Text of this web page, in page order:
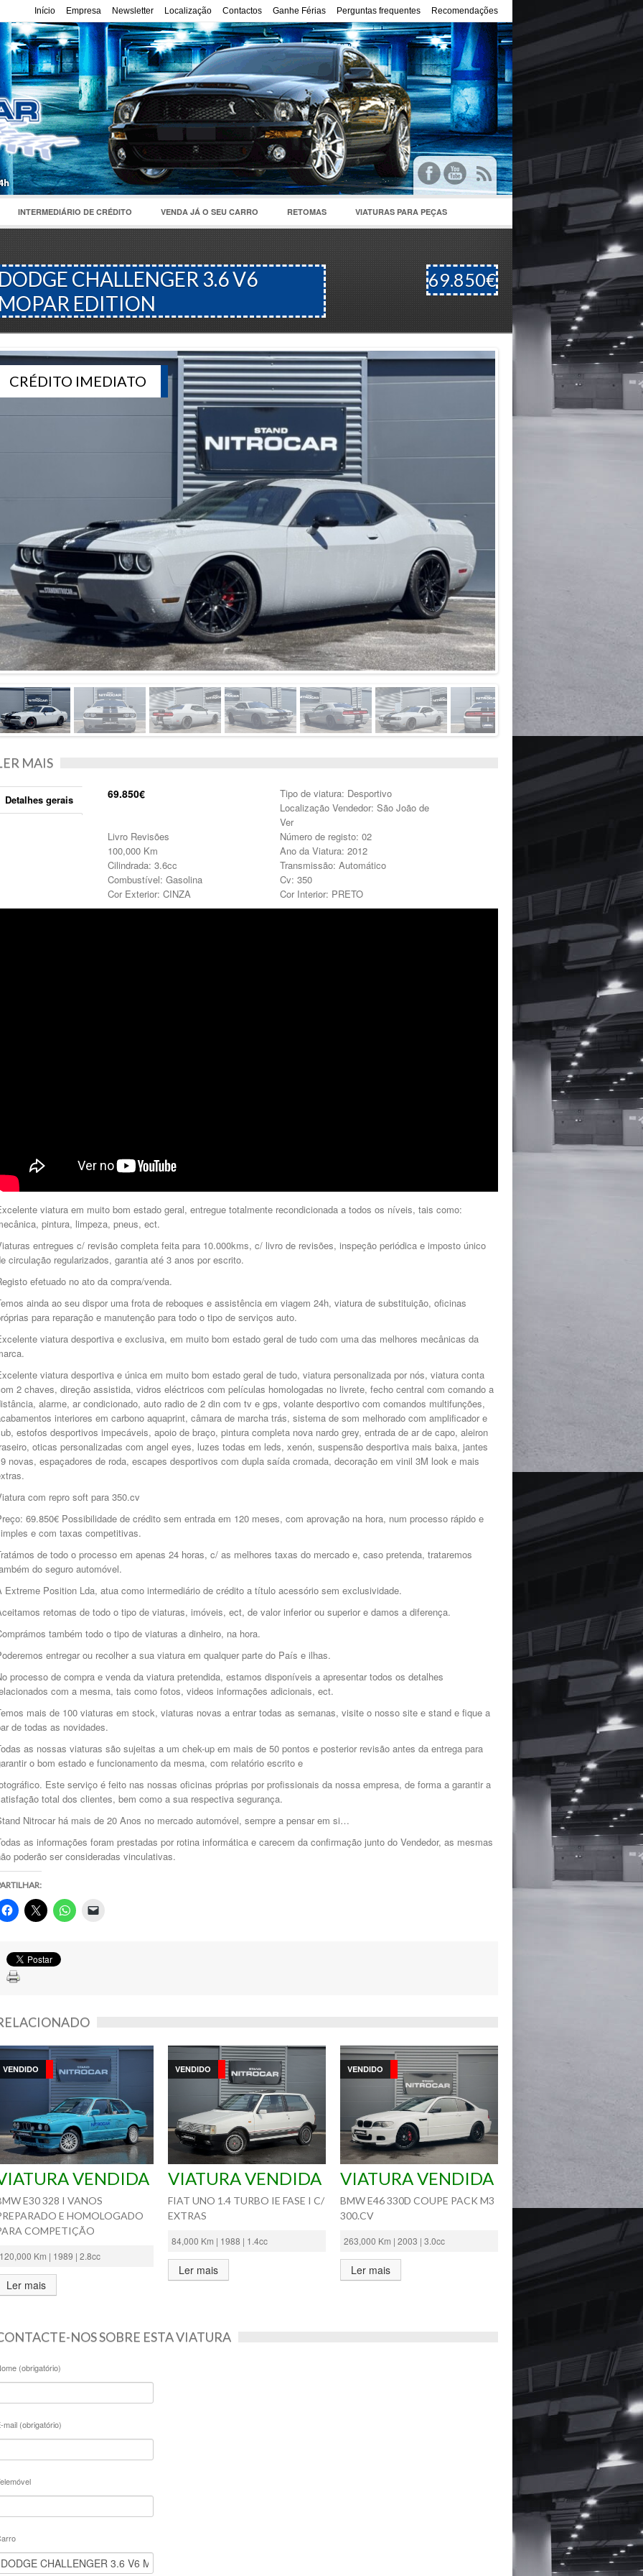
Recomendações
Perguntas frequentes
Ganhe Férias
Contactos
Localização
Newsletter
Empresa
Início
INTERMEDIÁRIO DE CRÉDITO VENDA JÁ O SEU CARRO RETOMAS VIATURAS PARA PEÇAS
DODGE CHALLENGER 3.6 V6
MOPAR EDITION
69.850€
CRÉDITO IMEDIATO
MAIS
Detalhes gerais 69.850€
Tipo de viatura: Desportivo
Localização Vendedor: São João de
Ver
Livro Revisões
Número de registo: 02
100,000 Km
Ano da Viatura: 2012
Cilindrada: 3.6cc
Transmissão: Automático
Combustível: Gasolina
Cv: 350
Cor Exterior: CINZA
Cor Interior: PRETO
viatura em muito bom estado geral, entregue totalmente recondicionada a todos os níveis, tais como:
pintura, limpeza, pneus, ect.
entregues c/ revisão completa feita para 10.000kms, c/ livro de revisões, inspeção periódica e imposto único
circulação regularizados, garantia até 3 anos por escrito.
efetuado no ato da compra/venda.
ainda ao seu dispor uma frota de reboques e assistência em viagem 24h, viatura de substituição, oficinas
para reparação e manutenção para todo o tipo de serviços auto.
viatura desportiva e exclusiva, em muito bom estado geral de tudo com uma das melhores mecânicas da
viatura desportiva e única em muito bom estado geral de tudo, viatura personalizada por nós, viatura conta
2 chaves, direção assistida, vidros eléctricos com películas homologadas no livrete, fecho central com comando a
alarme, ar condicionado, auto radio de 2 din com tv e gps, volante desportivo com comandos multifunções,
interiores em carbono aquaprint, câmara de marcha trás, sistema de som melhorado com amplificador e
estofos desportivos impecáveis, apoio de braço, pintura completa nova nardo grey, entrada de ar de capo, aleiron
oticas personalizadas com angel eyes, luzes todas em leds, xenón, suspensão desportiva mais baixa, jantes
novas, espaçadores de roda, escapes desportivos com dupla saída cromada, decoração em vinil 3M look e mais
com repro soft para 350.cv
69.850€ Possibilidade de crédito sem entrada em 120 meses, com aprovação na hora, num processo rápido e
e com taxas competitivas.
de todo o processo em apenas 24 horas, c/ as melhores taxas do mercado e, caso pretenda, trataremos
do seguro automóvel.
Extreme Position Lda, atua como intermediário de crédito a título acessório sem exclusividade.
retomas de todo o tipo de viaturas, imóveis, ect, de valor inferior ou superior e damos a diferença.
também todo o tipo de viaturas a dinheiro, na hora.
entregar ou recolher a sua viatura em qualquer parte do País e ilhas.
processo de compra e venda da viatura pretendida, estamos disponíveis a apresentar todos os detalhes
com a mesma, tais como fotos, videos informações adicionais, ect.
mais de 100 viaturas em stock, viaturas novas a entrar todas as semanas, visite o nosso site e stand e fique a
de todas as novidades.
as nossas viaturas são sujeitas a um chek-up em mais de 50 pontos e posterior revisão antes da entrega para
o bom estado e funcionamento da mesma, com relatório escrito e
Este serviço é feito nas nossas oficinas próprias por profissionais da nossa empresa, de forma a garantir a
total dos clientes, bem como a sua respectiva segurança.
Nitrocar há mais de 20 Anos no mercado automóvel, sempre a pensar em si…
as informações foram prestadas por rotina informática e carecem da confirmação junto do Vendedor, as mesmas
poderão ser consideradas vinculativas.
VENDIDO
VENDIDA
E30 328 I VANOS
E HOMOLOGADO
COMPETIÇÃO
120,000 Km | 1989 | 2.8cc
Ler mais
VENDIDO
VIATURA VENDIDA
FIAT UNO 1.4 TURBO IE FASE I C/
EXTRAS
84,000 Km | 1988 | 1.4cc
Ler mais
VENDIDO
VIATURA VENDIDA
BMW E46 330D COUPE PACK M3
300.CV
263,000 Km | 2003 | 3.0cc
Ler mais
NOS SOBRE ESTA VIATURA
(obrigatório)
mail (obrigatório)